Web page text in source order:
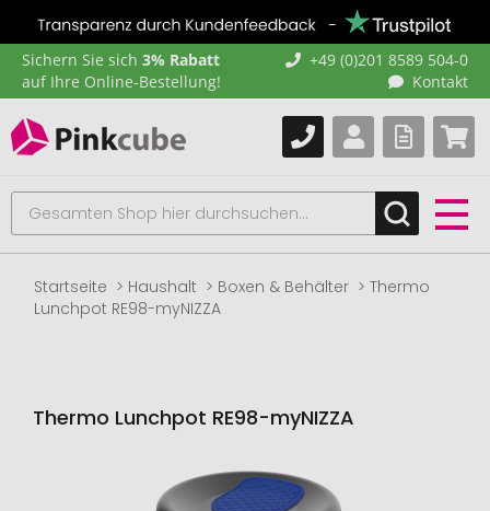
Sichern Sie sich 3% Rabatt
auf Ihre Online-Bestellung!
+49 (0)201 8589 504-0
Kontakt
Startseite Haushalt Boxen & Behälter
Thermo
Lunchpot RE98-myNIZZA
Thermo Lunchpot RE98-myNIZZA